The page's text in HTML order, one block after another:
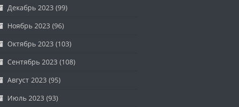
Декабрь 2023 (99)
Ноябрь 2023 (96)
Октябрь 2023 (103)
Сентябрь 2023 (108)
Август 2023 (95)
Июль 2023 (93)